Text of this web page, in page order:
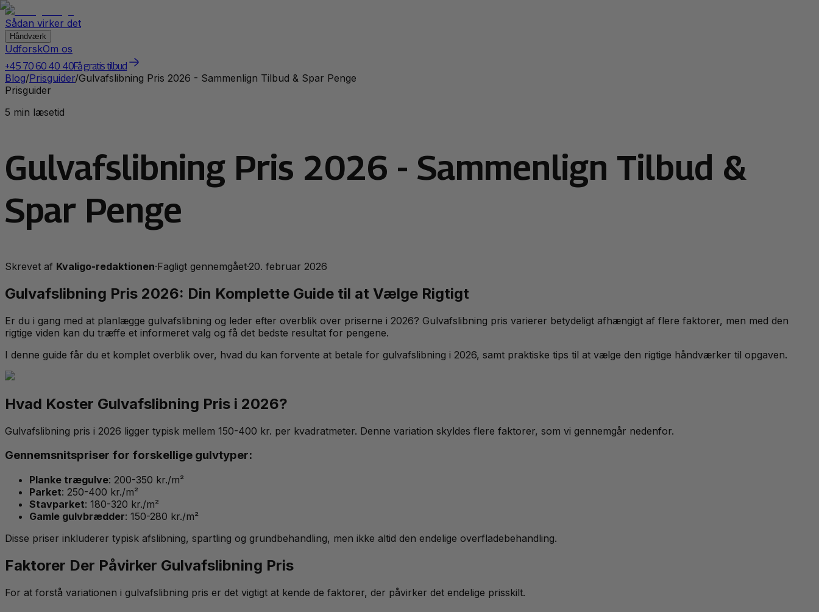
Sådan virker det
Håndværk
UdforskOm os
+45 70 60 40 40Få gratis tilbud
Blog/Prisguider/Gulvafslibning Pris 2026 - Sammenlign Tilbud & Spar Penge
Prisguider
5 min læsetid
Gulvafslibning Pris 2026 - Sammenlign Tilbud &
Spar Penge
Skrevet af Kvaligo-redaktionen·Fagligt gennemgået·20. februar 2026
Gulvafslibning Pris 2026: Din Komplette Guide til at Vælge Rigtigt
Er du i gang med at planlægge gulvafslibning og leder efter overblik over priserne i 2026? Gulvafslibning pris varierer betydeligt afhængigt af flere faktorer, men med den
rigtige viden kan du træffe et informeret valg og få det bedste resultat for pengene.
I denne guide får du et komplet overblik over, hvad du kan forvente at betale for gulvafslibning i 2026, samt praktiske tips til at vælge den rigtige håndværker til opgaven.
Hvad Koster Gulvafslibning Pris i 2026?
Gulvafslibning pris i 2026 ligger typisk mellem 150-400 kr. per kvadratmeter. Denne variation skyldes flere faktorer, som vi gennemgår nedenfor.
Gennemsnitspriser for forskellige gulvtyper:
Planke trægulve: 200-350 kr./m²
Parket: 250-400 kr./m²
Stavparket: 180-320 kr./m²
Gamle gulvbrædder: 150-280 kr./m²
Disse priser inkluderer typisk afslibning, spartling og grundbehandling, men ikke altid den endelige overfladebehandling.
Faktorer Der Påvirker Gulvafslibning Pris
For at forstå variationen i gulvafslibning pris er det vigtigt at kende de faktorer, der påvirker det endelige prisskilt.